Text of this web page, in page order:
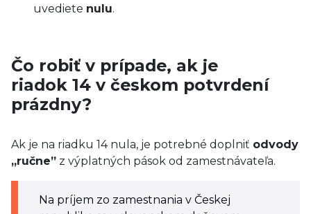
uvediete nulu.
Čo robiť v prípade, ak je
riadok 14 v českom potvrdení
prázdny?
Ak je na riadku 14 nula, je potrebné doplniť odvody
„ručne” z výplatných pások od zamestnávateľa.
Na príjem zo zamestnania v Českej